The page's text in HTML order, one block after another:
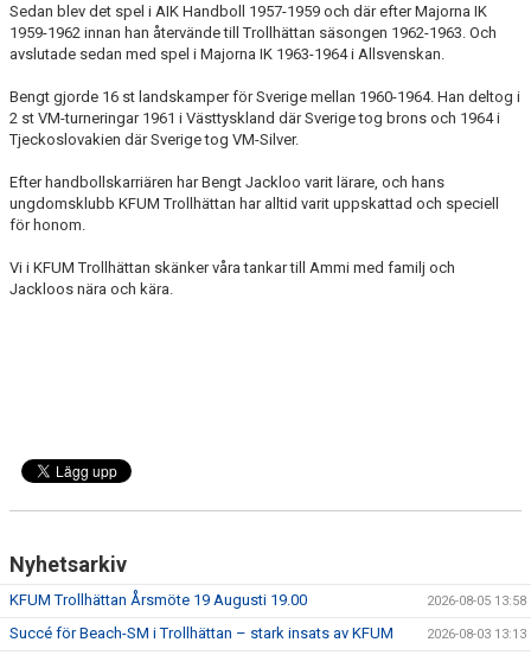
FÖRSÄKRING HANDBOLL
TRÄNINGSTID UNGDOM 2627
VISION
SPONSORPAKET
MINA SIDOR
Sedan blev det spel i AIK Handboll 1957-1959 och där efter Majorna IK
1959-1962 innan han återvände till Trollhättan säsongen 1962-1963. Och
avslutade sedan med spel i Majorna IK 1963-1964 i Allsvenskan.
Bengt gjorde 16 st landskamper för Sverige mellan 1960-1964. Han deltog i
2 st VM-turneringar 1961 i Västtyskland där Sverige tog brons och 1964 i
Tjeckoslovakien där Sverige tog VM-Silver.
Efter handbollskarriären har Bengt Jackloo varit lärare, och hans
ungdomsklubb KFUM Trollhättan har alltid varit uppskattad och speciell
för honom.
Vi i KFUM Trollhättan skänker våra tankar till Ammi med familj och
Jackloos nära och kära.
Nyhetsarkiv
KFUM Trollhättan Årsmöte 19 Augusti 19.00 2026-08-05 13:58
Succé för Beach-SM i Trollhättan – stark insats av KFUM 2026-08-03 13:13